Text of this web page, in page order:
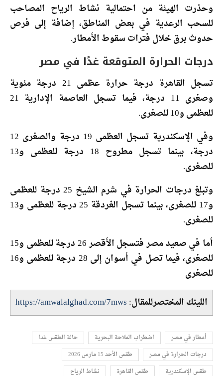
وحذرت الهيئة من احتمالية نشاط الرياح المصاحب
للسحب الرعدية في بعض المناطق، إضافة إلى فرص
حدوث برق خلال فترات سقوط الأمطار.
درجات الحرارة المتوقعة غدًا في مصر
تسجل القاهرة درجة حرارة عظمى 21 درجة مئوية
وصغرى 11 درجة، فيما تسجل العاصمة الإدارية 21
للعظمى و10 للصغرى.
وفي الإسكندرية تسجل العظمى 19 درجة والصغرى 12
درجة، بينما تسجل مطروح 18 درجة للعظمى و13
للصغرى.
وتبلغ درجات الحرارة في شرم الشيخ 25 درجة للعظمى
و17 للصغرى، بينما تسجل الغردقة 25 درجة للعظمى و13
للصغرى.
أما في صعيد مصر فتسجل الأقصر 26 درجة للعظمى و15
للصغرى، فيما تصل في أسوان إلى 28 درجة للعظمى و16
للصغرى
اللينك المختصرللمقال:https://amwalalghad.com/7mws
أمطار في مصر اضطراب الملاحة البحرية
حالة الطقس غدا
درجات الحرارة في مصر
طقس الأحد 15 مارس 2026
طقس الإسكندرية
طقس القاهرة نشاط الرياح